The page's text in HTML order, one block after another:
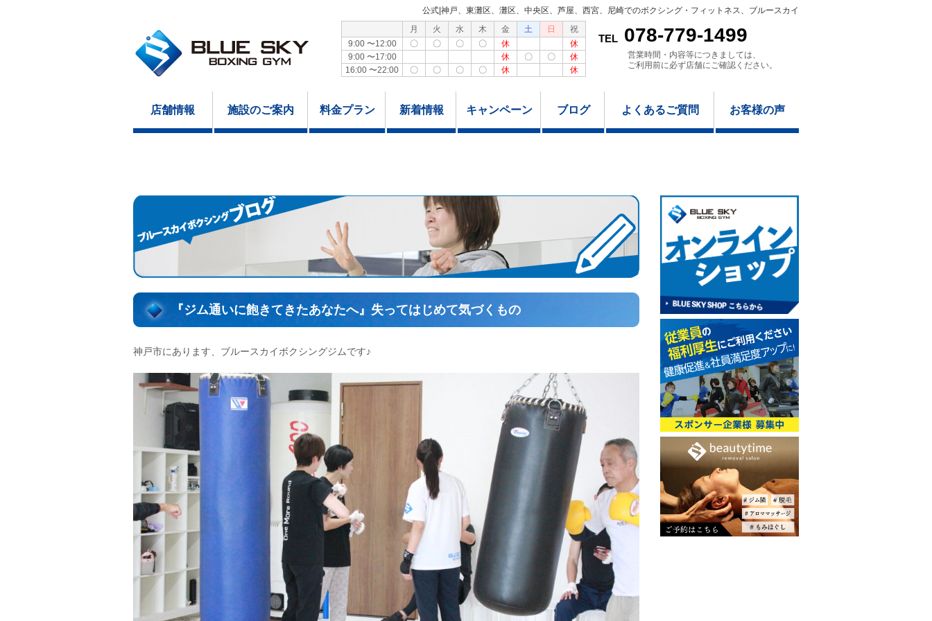
公式|神戸、東灘区、灘区、中央区、芦屋、西宮、尼崎でのボクシング・フィットネス、ブルースカイ
月
火 水 木 金 土 日
祝
9:00 〜12:00
〇 〇 〇 〇 休
休
9:00 〜17:00
休 〇 〇
休
16:00 〜22:00
〇 〇 〇 〇 休 休
TEL 078-779-1499
営業時間・内容等につきましては、
ご利用前に必ず店舗にご確認ください。
店舗情報 施設のご案内 料金プラン 新着情報 キャンペーン ブログ よくあるご質問 お客様の声
『ジム通いに飽きてきたあなたへ』失ってはじめて気づくもの
神戸市にあります、ブルースカイボクシングジムです♪